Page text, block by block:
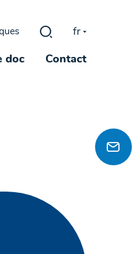
Rechercher :
fr
doc Contact